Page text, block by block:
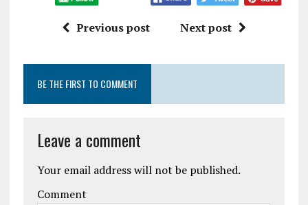
Previous post Next post
BE THE FIRST TO COMMENT
Leave a comment
Your email address will not be published.
Comment